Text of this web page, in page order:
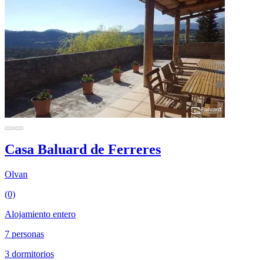
Casa Baluard de Ferreres
Olvan
(0)
Alojamiento entero
7 personas
3 dormitorios